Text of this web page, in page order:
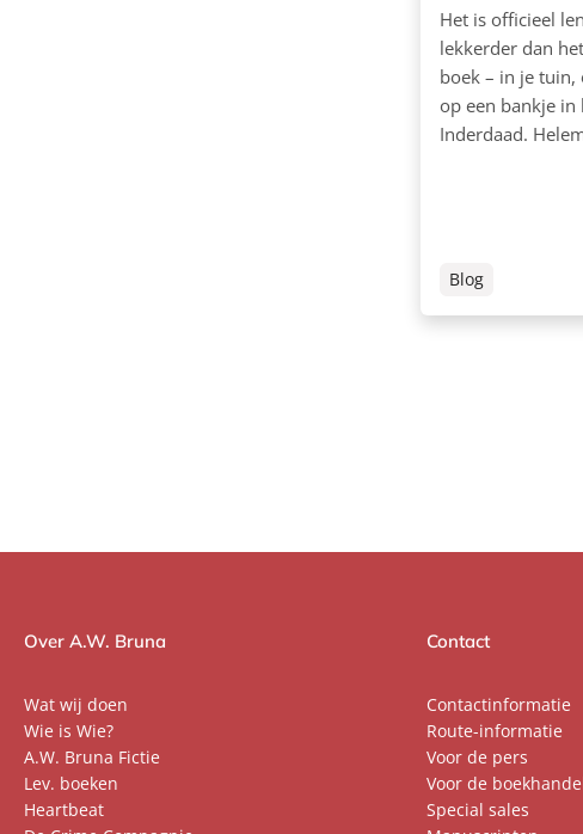
Het is officieel
lekkerder dan
boek – in je
op een bankje in
Inderdaad.
Blog
Over A.W. Bruna
Wat wij doen
Wie is Wie?
A.W. Bruna Fictie
Lev. boeken
Heartbeat
Contact
Contactinformatie
Route-informatie
Voor de pers
Voor de
Special sales